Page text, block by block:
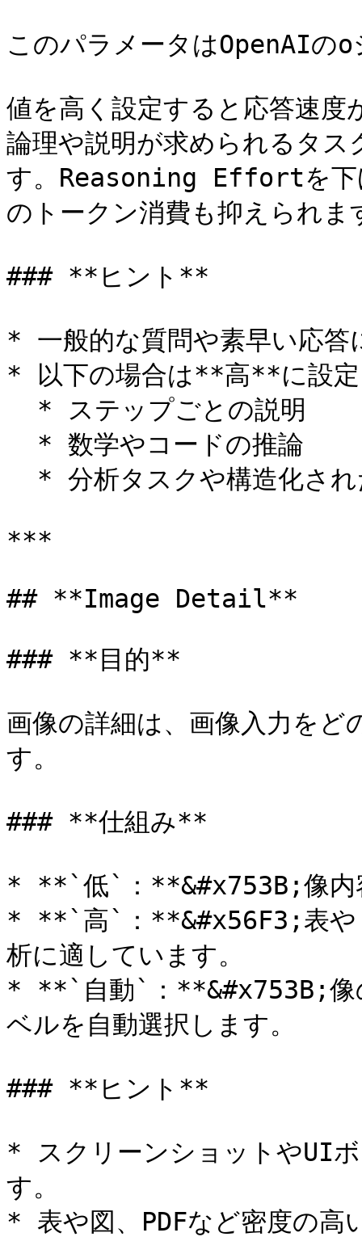
このパラメータはOpenAIの
値を高く設定すると応答速
論理や説明が求められるタ
す。Reasoning Effortを下
のトークン消費も抑えられま
### **ヒント**
* 一般的な質問や素早い応
* 以下の場合は**高**に設定
***
## **Image Detail**
### **目的**
画像の詳細は、画像入力をど
す。
### **仕組み**
* **`低`：**&#x753B;像内
* **`高`：**&#x56F3;表や
析に適しています。
* **`自動`：**&#x753B;像
ベルを自動選択します。
### **ヒント**
* スクリーンショットやUI
す。
* 表や図、PDFなど密度の高